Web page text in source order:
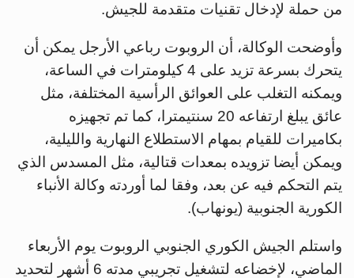
من حملة لإدخال تقنيات متقدمة للجيش.
وأوضحت الوكالة، أن الروبوت رباعي الأرجل يمكن أن
يتحرك بسرعة تزيد على 4 كيلومترات في الساعة،
ويمكنه التغلب على العوائق الرأسية المختلفة، مثل
عائق يبلغ ارتفاعه 20 سنتيمترا، كما تم تجهيزه
بكاميرات للقيام بمهام الاستطلاع النهارية والليلية،
ويمكن أيضا تزويده بمعدات قتالية، مثل المسدس الذي
يتم التحكم فيه عن بعد، وفقا لما أوردته وكالة الأنباء
الكورية الجنوبية (يونهاب).
واستلم الجيش الكوري الجنوبي الروبوت يوم الأربعاء
الماضي، لإخضاعه لتشغيل تجريبي مدته 6 أشهر لتحديد